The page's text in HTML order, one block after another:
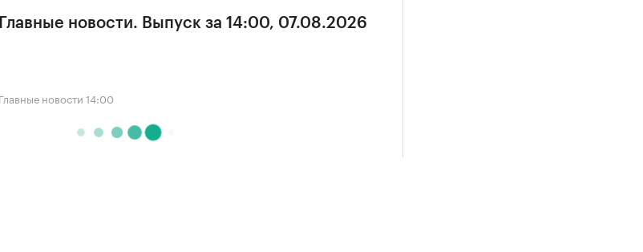
Главные новости. Выпуск за 14:00, 07.08.2026
Главные новости 14:00